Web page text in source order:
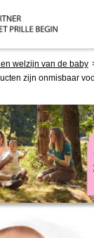
welzijn van de baby
zijn onmisbaar